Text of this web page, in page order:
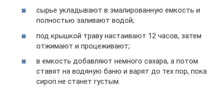
сырье укладывают в эмалированную емкость и
полностью заливают водой;
под крышкой траву настаивают 12 часов, затем
отжимают и процеживают;
в емкость добавляют немного сахара, а потом
ставят на водяную баню и варят до тех пор, пока
сироп не станет густым.